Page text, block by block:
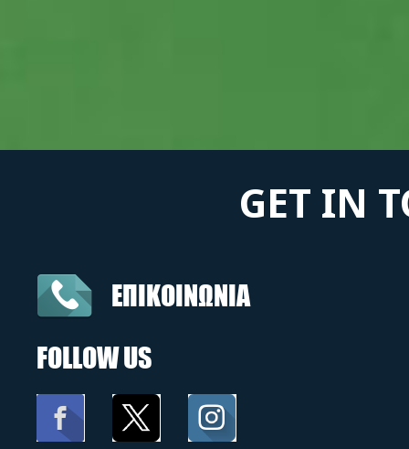
GET IN
ΕΠΙΚΟΙΝΩΝΙΑ
FOLLOW US